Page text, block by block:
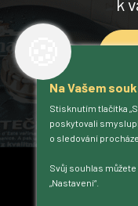
Na Vašem
Stisknutím tlačítka
poskytovali
o sledování
Svůj souhlas
„Nastavení“.
Jak